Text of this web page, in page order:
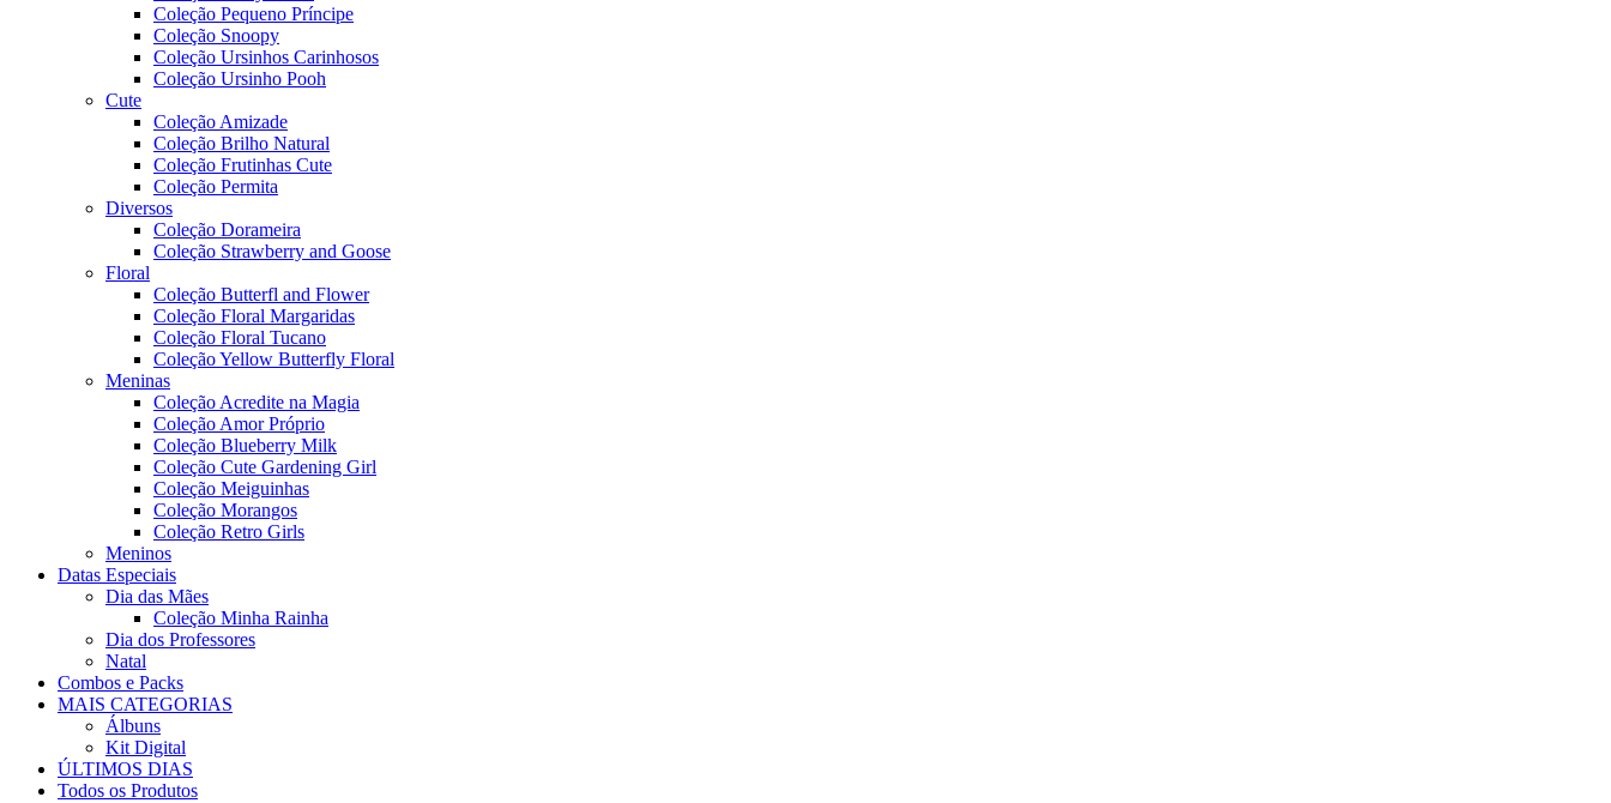
Coleção Pequeno Príncipe
Coleção Snoopy
Coleção Ursinhos Carinhosos
Coleção Ursinho Pooh
Cute
Coleção Amizade
Coleção Brilho Natural
Coleção Frutinhas Cute
Coleção Permita
Diversos
Coleção Dorameira
Coleção Strawberry and Goose
Floral
Coleção Butterfl and Flower
Coleção Floral Margaridas
Coleção Floral Tucano
Coleção Yellow Butterfly Floral
Meninas
Coleção Acredite na Magia
Coleção Amor Próprio
Coleção Blueberry Milk
Coleção Cute Gardening Girl
Coleção Meiguinhas
Coleção Morangos
Coleção Retro Girls
Meninos
Datas Especiais
Dia das Mães
Coleção Minha Rainha
Dia dos Professores
Natal
Combos e Packs
MAIS CATEGORIAS
Álbuns
Kit Digital
ÚLTIMOS DIAS
Todos os Produtos